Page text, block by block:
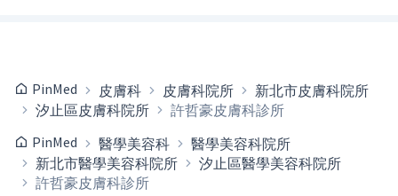
PinMed 皮膚科 皮膚科院所
新北市皮膚科院所
汐止區皮膚科院所
許哲豪皮膚科診所
PinMed
醫學美容科
醫學美容科院所
新北市醫學美容科院所
汐止區醫學美容科院所
許哲豪皮膚科診所